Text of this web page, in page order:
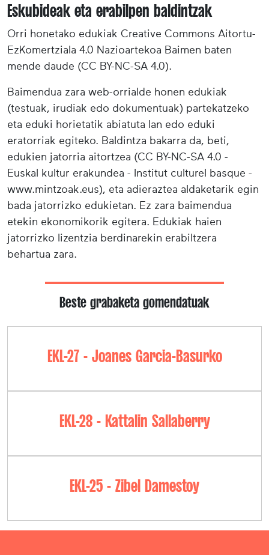
Eskubideak eta erabilpen baldintzak
Orri honetako edukiak Creative Commons Aitortu-
EzKomertziala 4.0 Nazioartekoa Baimen baten
mende daude (CC BY-NC-SA 4.0).
Baimendua zara web-orrialde honen edukiak
(testuak, irudiak edo dokumentuak) partekatzeko
eta eduki horietatik abiatuta lan edo eduki
eratorriak egiteko. Baldintza bakarra da, beti,
edukien jatorria aitortzea (CC BY-NC-SA 4.0 -
Euskal kultur erakundea - Institut culturel basque -
www.mintzoak.eus), eta adieraztea aldaketarik egin
bada jatorrizko edukietan. Ez zara baimendua
etekin ekonomikorik egitera. Edukiak haien
jatorrizko lizentzia berdinarekin erabiltzera
behartua zara.
Beste grabaketa gomendatuak
EKL-27 - Joanes Garcia-Basurko
EKL-28 - Kattalin Sallaberry
EKL-25 - Zibel Damestoy